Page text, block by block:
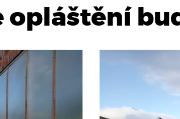
opláštění